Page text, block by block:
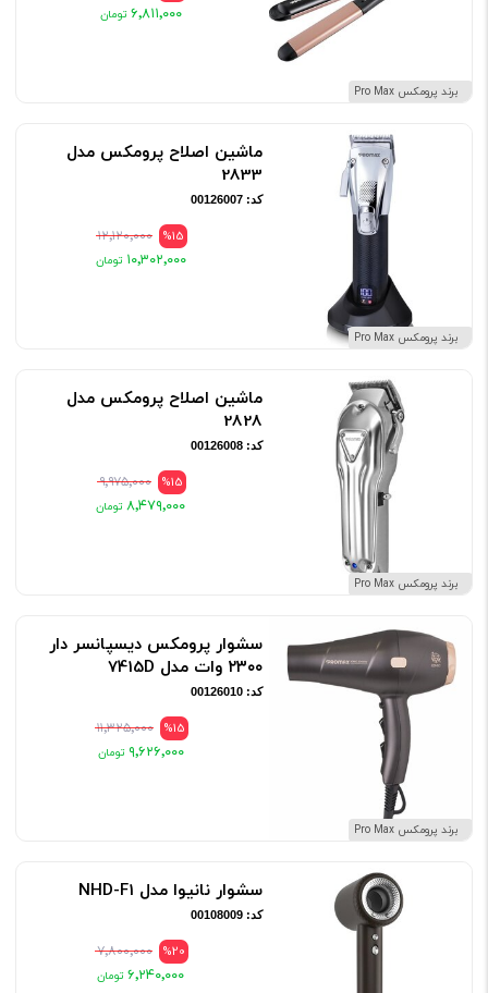
برند پرومکس Pro Max
۶٬۸۱۱٬۰۰۰
برند پرومکس Pro Max
ماشین اصلاح پرومکس مدل
2833
کد: 00126007
%15 ۱۲٬۱۲۰٬۰۰۰
۱۰٬۳۰۲٬۰۰۰
برند پرومکس Pro Max
ماشین اصلاح پرومکس مدل
2828
کد: 00126008
%15 ۹٬۹۷۵٬۰۰۰
۸٬۴۷۹٬۰۰۰
برند پرومکس Pro Max
سشوار پرومکس دیسپانسر دار
۲۳۰۰ وات مدل 7415D
کد: 00126010
%15 ۱۱٬۳۲۵٬۰۰۰
۹٬۶۲۶٬۰۰۰
سشوار نانیوا مدل NHD-F1
کد: 00108009
%20 ۷٬۸۰۰٬۰۰۰
۶٬۲۴۰٬۰۰۰